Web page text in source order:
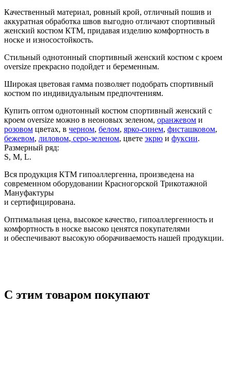
Качественный материал, ровный крой, отличный пошив и
аккуратная обработка швов выгодно отличают спортивный
женский костюм КТМ, придавая изделию комфортность в
носке и износостойкость.
Стильный однотонный спортивный женский костюм с кроем
oversize прекрасно подойдет и беременным.
Широкая цветовая гамма позволяет подобрать спортивный
костюм по индивидуальным предпочтениям.
Купить оптом однотонный костюм спортивный женский с
кроем oversize можно в неоновых зеленом, оранжевом и
розовом цветах, в черном, белом, ярко-синем, фисташковом,
бежевом, лиловом, серо-зеленом, цвете экрю и фуксии.
Размерный ряд:
S, M, L.
Вся продукция КТМ гипоаллергенна, произведена на
современном оборудовании Красногорской Трикотажной
Мануфактуры
и сертифицирована.
Оптимальная цена, высокое качество, гипоаллергенность и
комфортность в носке высоко ценятся покупателями
и обеспечивают высокую оборачиваемость нашей продукции.
С этим товаром покупают